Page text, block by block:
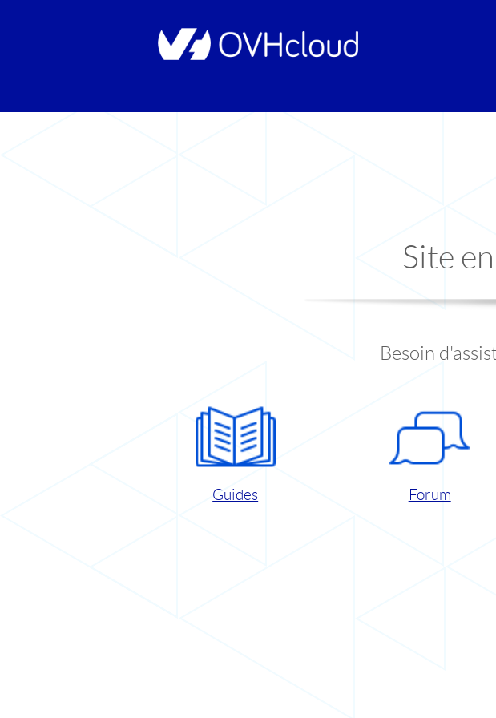
Site
Besoin
Guides Forum